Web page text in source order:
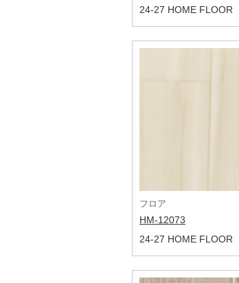
24-27 HOME FLOOR
フロア
HM-12073
24-27 HOME FLOOR